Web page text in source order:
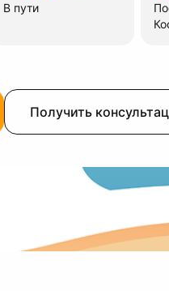
В пути
Получить